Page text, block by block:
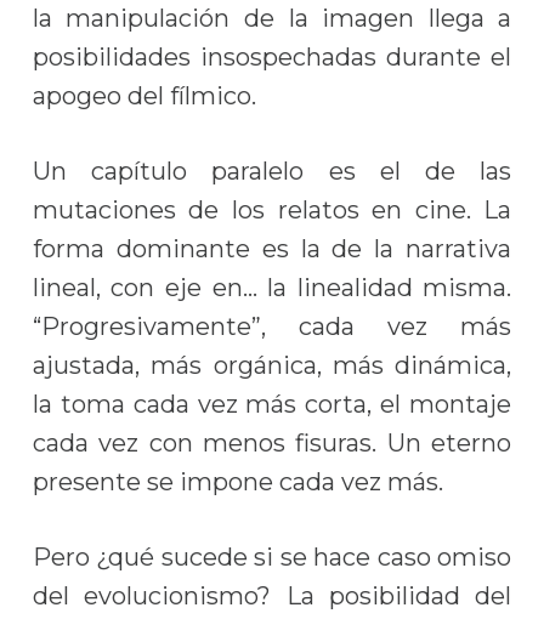
la manipulación de la imagen llega a
posibilidades insospechadas durante el
apogeo del fílmico.
Un capítulo paralelo es el de las
mutaciones de los relatos en cine. La
forma dominante es la de la narrativa
lineal, con eje en… la linealidad misma.
“Progresivamente”, cada vez más
ajustada, más orgánica, más dinámica,
la toma cada vez más corta, el montaje
cada vez con menos fisuras. Un eterno
presente se impone cada vez más.
Pero ¿qué sucede si se hace caso omiso
del evolucionismo? La posibilidad del